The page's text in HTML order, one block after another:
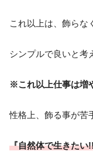
これ以上は、飾らな
シンプルで良いと考
※これ以上仕事は増
性格上、飾る事が苦
『自然体で生きたい